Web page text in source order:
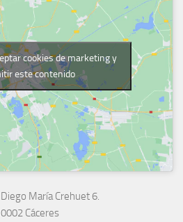
cookies de marketing y
este contenido
Diego María Crehuet 6.
Cáceres